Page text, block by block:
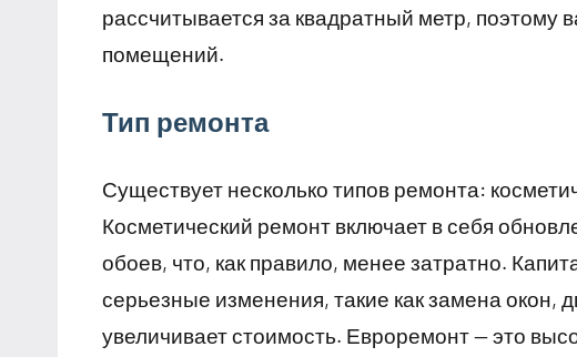
рассчитывается за квадратный метр, поэтому
помещений.
Тип ремонта
Существует несколько типов ремонта:
Косметический ремонт включает в себя
обоев, что, как правило, менее затратно.
серьезные изменения, такие как замена окон,
увеличивает стоимость. Евроремонт — это